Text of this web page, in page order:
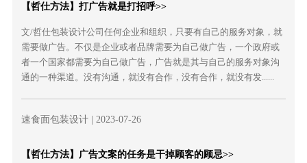
【哲仕方法】打广告就是打招呼>>
文/哲仕包装设计公司任何企业和组织，只要有自己的服务对象，就
需要做广告。不仅是企业或者品牌需要为自己做广告，一个政府或
者一个国家都需要为自己做广告，广告就是其与自己的服务对象沟
通的一种渠道。没有沟通，就没有合作，没有合作，就没有发......
速食面包装设计| 2023-07-26
【哲仕方法】广告文案的任务是干掉顾客的顾忌>>